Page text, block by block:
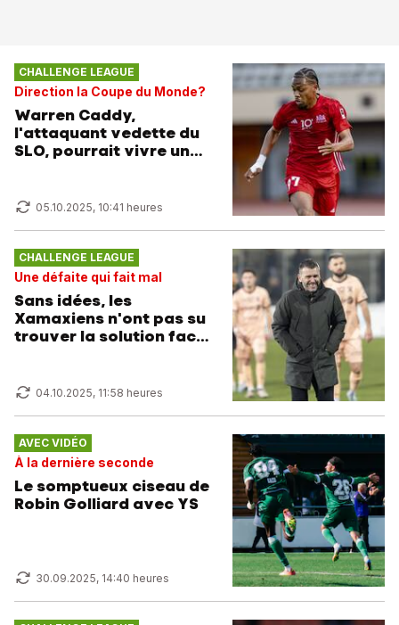
CHALLENGE LEAGUE
Direction la Coupe du Monde?
Warren Caddy,
l'attaquant vedette du
SLO, pourrait vivre un
05.10.2025, 10:41 heures
CHALLENGE LEAGUE
Une défaite qui fait mal
Sans idées, les
Xamaxiens n'ont pas su
trouver la solution face
04.10.2025, 11:58 heures
AVEC VIDÉO
À la dernière seconde
Le somptueux ciseau de
Robin Golliard avec YS
30.09.2025, 14:40 heures